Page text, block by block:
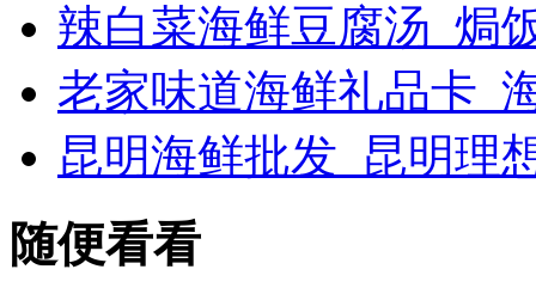
辣白菜海鲜豆腐汤_焗
老家味道海鲜礼品卡_
昆明海鲜批发_昆明理
随便看看